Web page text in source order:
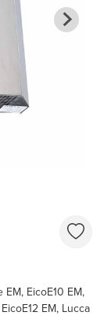
EicoE10 EM,
EM, Lucca